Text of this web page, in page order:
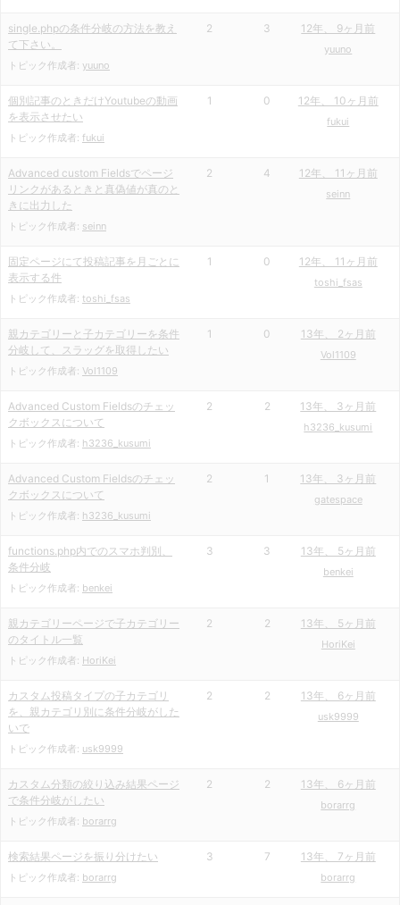
single.phpの条件分岐の方法を教え
て下さい。
トピック作成者: yuuno
2 3 12年、 9ヶ月前
yuuno
個別記事のときだけYoutubeの動画
を表示させたい
トピック作成者: fukui
1 0 12年、 10ヶ月前
fukui
Advanced custom Fieldsでページ
リンクがあるときと真偽値が真のと
きに出力した
トピック作成者: seinn
2 4 12年、 11ヶ月前
seinn
固定ページにて投稿記事を月ごとに
表示する件
トピック作成者: toshi_fsas
1 0 12年、 11ヶ月前
toshi_fsas
親カテゴリーと子カテゴリーを条件
分岐して、スラッグを取得したい
トピック作成者: Vol1109
1 0 13年、 2ヶ月前
Vol1109
Advanced Custom Fieldsのチェッ
クボックスについて
トピック作成者: h3236_kusumi
2 2 13年、 3ヶ月前
h3236_kusumi
Advanced Custom Fieldsのチェッ
クボックスについて
トピック作成者: h3236_kusumi
2 1 13年、 3ヶ月前
gatespace
functions.php内でのスマホ判別、
条件分岐
トピック作成者: benkei
3 3 13年、 5ヶ月前
benkei
親カテゴリーページで子カテゴリー
のタイトル一覧
トピック作成者: HoriKei
2 2 13年、 5ヶ月前
HoriKei
カスタム投稿タイプの子カテゴリ
を、親カテゴリ別に条件分岐がした
いで
トピック作成者: usk9999
2 2 13年、 6ヶ月前
usk9999
カスタム分類の絞り込み結果ページ
で条件分岐がしたい
トピック作成者: borarrg
2 2 13年、 6ヶ月前
borarrg
検索結果ページを振り分けたい
トピック作成者: borarrg
3 7 13年、 7ヶ月前
borarrg